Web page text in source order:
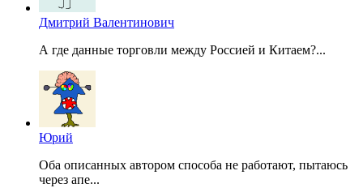
Дмитрий Валентинович
А где данные торговли между Россией и Китаем?...
Юрий
Оба описанных автором способа не работают, пытаюсь
через апе...